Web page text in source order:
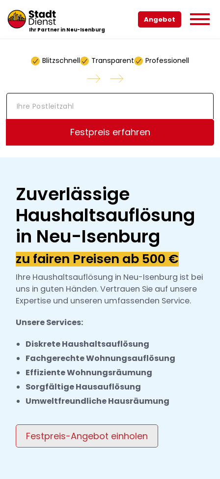
Ihr Partner in Neu-Isenburg
Angebot
Blitzschnell Transparent Professionell
I
o
Festpreis erfahren
Zuverlässige
Haushaltsauflösung
in Neu-Isenburg
zu fairen Preisen ab 500 €
Ihre Haushaltsauflösung in Neu-Isenburg ist bei
uns in guten Händen. Vertrauen Sie auf unsere
Expertise und unseren umfassenden Service.
Unsere Services:
Diskrete Haushaltsauflösung
Fachgerechte Wohnungsauflösung
Effiziente Wohnungsräumung
Sorgfältige Hausauflösung
Umweltfreundliche Hausräumung
Festpreis-Angebot einholen